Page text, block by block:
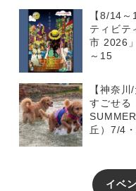
【8/14
ティビテ
市 2026
～15
【神奈
すごせる
丘）7/4
イベ